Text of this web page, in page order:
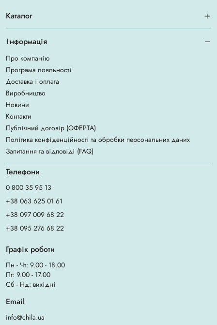
Каталог
Інформація
Про компанію
Програма лояльності
Доставка і оплата
Виробництво
Новини
Контакти
Публічний договір (ОФЕРТА)
Політика конфіденційності та обробки персональних даних
Запитання та відповіді (FAQ)
Телефони
0 800 35 95 13
+38 063 625 01 61
+38 097 009 68 22
+38 095 276 68 22
Графік роботи
Пн - Чт: 9.00 - 18.00
Пт: 9.00 - 17.00
Сб - Нд: вихідні
Email
info@chila.ua